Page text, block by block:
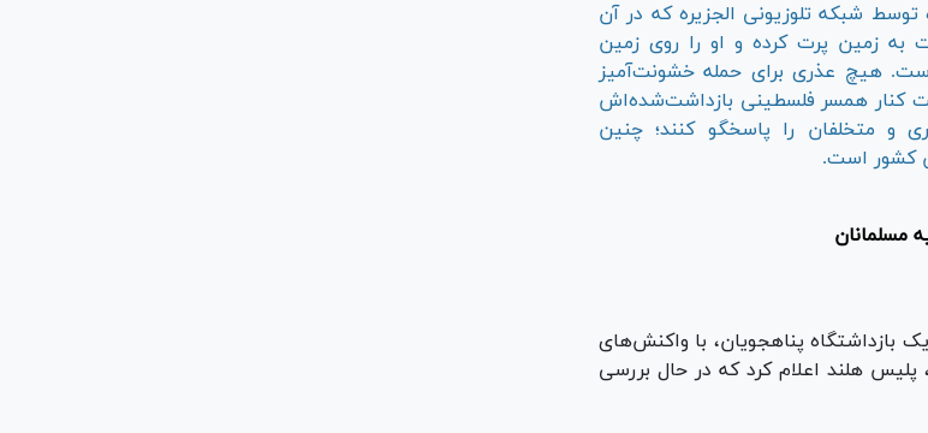
شبکه تلوزیونی الجزیره که در آن
به زمین پرت کرده و او را روی زمین
هیچ عذری برای حمله خشونت‌آمیز
کنار همسر فلسطینی بازداشت‌شده‌اش
و متخلفان را پاسخگو کنند؛ چنین
کشور است.
مسلمانان
بازداشتگاه پناهجویان، با واکنش‌های
پلیس هلند اعلام کرد که در حال بررسی